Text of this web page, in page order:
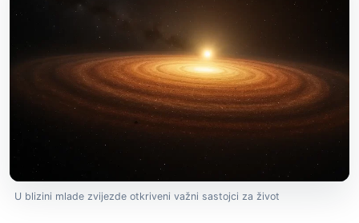
U blizini mlade zvijezde otkriveni važni sastojci za život